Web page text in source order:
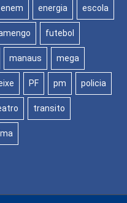
enem energia escola
futebol
manaus mega
PF pm policia
transito